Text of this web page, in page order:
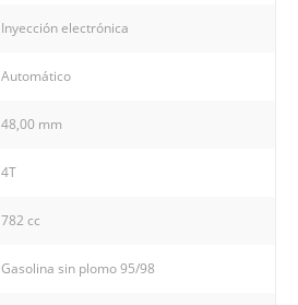
Inyección electrónica
Automático
48,00 mm
4T
782 cc
Gasolina sin plomo 95/98